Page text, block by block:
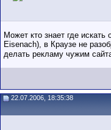
Может кто знает где
Eisenach), в Краузе не
делать рекламу чужим
22.07.2006, 18:35:38